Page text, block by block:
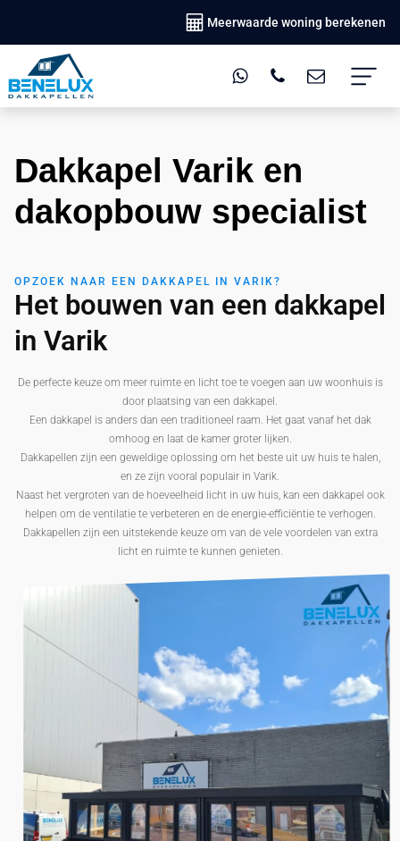
Meerwaarde woning berekenen
Dakkapel Varik en
dakopbouw specialist
OPZOEK NAAR EEN DAKKAPEL IN VARIK?
Het bouwen van een dakkapel
in Varik
De perfecte keuze om meer ruimte en licht toe te voegen aan uw woonhuis is
door plaatsing van een dakkapel.
Een dakkapel is anders dan een traditioneel raam. Het gaat vanaf het dak
omhoog en laat de kamer groter lijken.
Dakkapellen zijn een geweldige oplossing om het beste uit uw huis te halen,
en ze zijn vooral populair in Varik.
Naast het vergroten van de hoeveelheid licht in uw huis, kan een dakkapel ook
helpen om de ventilatie te verbeteren en de energie-efficiëntie te verhogen.
Dakkapellen zijn een uitstekende keuze om van de vele voordelen van extra
licht en ruimte te kunnen genieten.